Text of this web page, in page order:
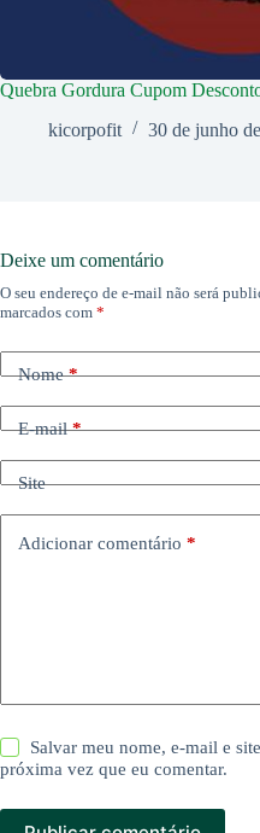
Quebra Gordura Cupom
kicorpofit
30 de junho
Deixe um comentário
O seu endereço de e-mail não será
marcados com *
Nome*
E-mail*
Site
Adicionar comentário *
Salvar meu nome, e-mail e
próxima vez que eu comentar.